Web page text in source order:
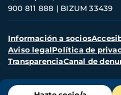
Menú
900 811 888
BIZUM 33439
Menú
secundario
Información a socios
Aviso legalPolítica de
TransparenciaCanal de